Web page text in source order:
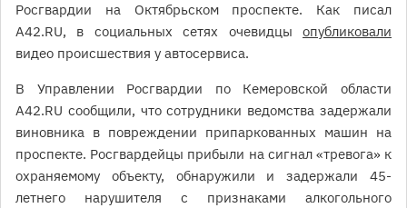
Росгвардии на Октябрьском проспекте. Как писал
A42.RU, в социальных сетях очевидцы опубликовали
видео происшествия у автосервиса.
В Управлении Росгвардии по Кемеровской области
A42.RU сообщили, что сотрудники ведомства задержали
виновника в повреждении припаркованных машин на
проспекте. Росгвардейцы прибыли на сигнал «тревога» к
охраняемому объекту, обнаружили и задержали 45-
летнего нарушителя с признаками алкогольного